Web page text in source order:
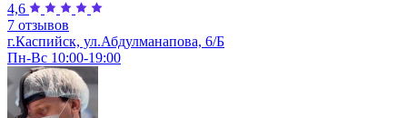
4,6
7 отзывов
г.Каспийск, ул.Абдулманапова, 6/Б
Пн-Вс 10:00-19:00